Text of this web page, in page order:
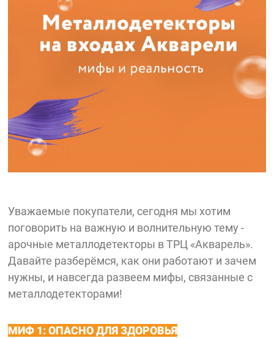
Уважаемые покупатели, сегодня мы хотим
поговорить на важную и волнительную тему -
арочные металлодетекторы в ТРЦ «Акварель».
Давайте разберёмся, как они работают и зачем
нужны, и навсегда развеем мифы, связанные с
металлодетекторами!
МИФ 1: ОПАСНО ДЛЯ ЗДОРОВЬЯ